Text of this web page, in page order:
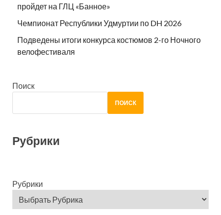
пройдет на ГЛЦ «Банное»
Чемпионат Республики Удмуртии по DH 2026
Подведены итоги конкурса костюмов 2-го Ночного
велофестиваля
Поиск
ПОИСК
Рубрики
Рубрики